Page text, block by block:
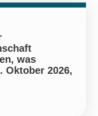
was
Oktober 2026,